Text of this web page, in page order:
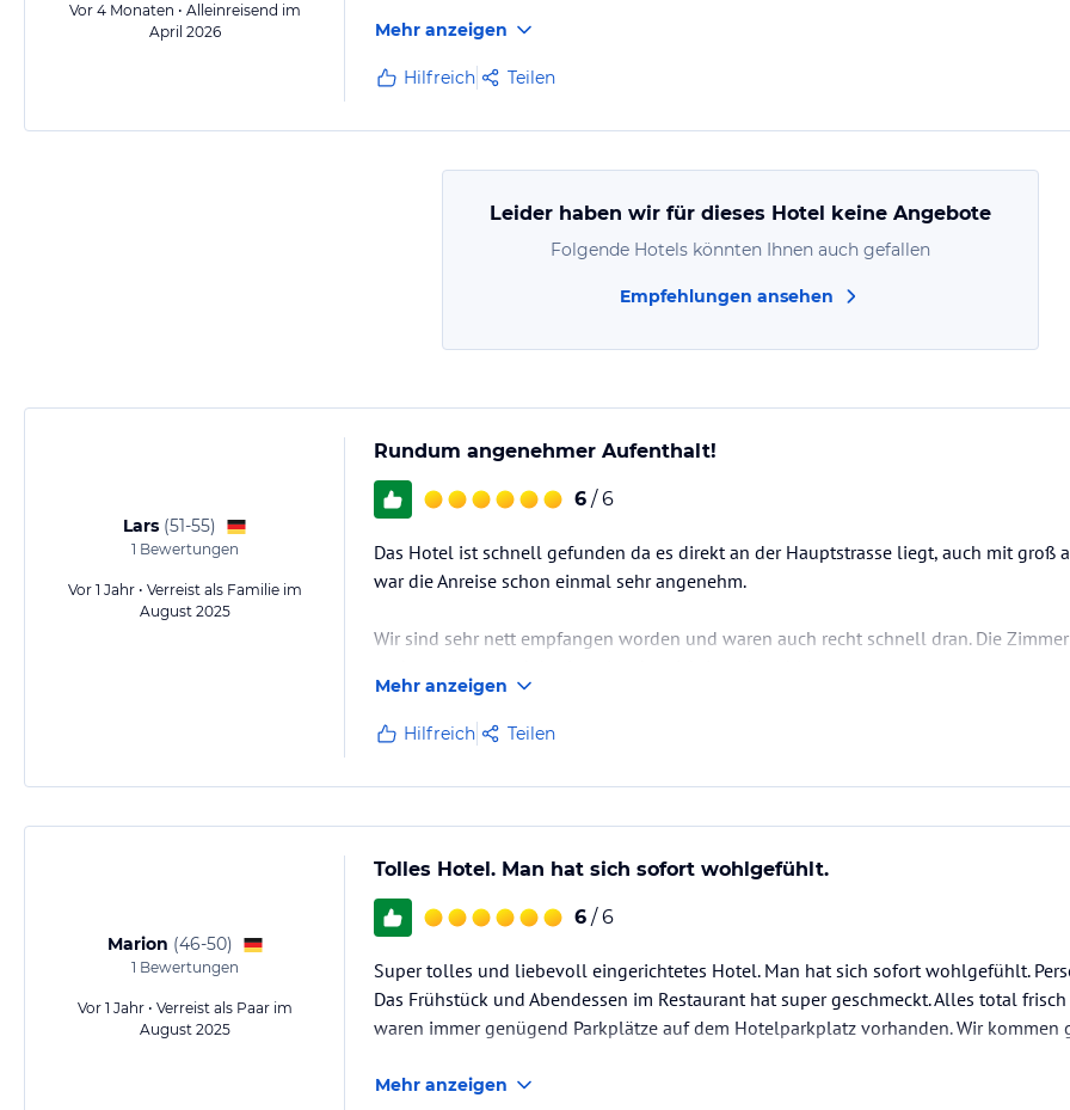
Vor 4 Monaten • Alleinreisend im
April 2026
Mehr anzeigen
Hilfreich Teilen
Leider haben wir für dieses Hotel keine Angebote
Folgende Hotels könnten Ihnen auch gefallen
Empfehlungen ansehen
Lars (51-55)
1 Bewertungen
Vor 1 Jahr • Verreist als Familie im
August 2025
Rundum angenehmer Aufenthalt!
6 / 6
Das Hotel ist schnell gefunden da es direkt an der Hauptstrasse liegt, auch mit groß
war die Anreise schon einmal sehr angenehm.
Wir sind sehr nett empfangen worden und waren auch recht schnell dran. Die
Wir wollten den Aufenthalt vor allem für Touren in der Natur nutzen und hier
Liste an möglichen Aktivitäten. Eine davon war leider etwas zu anspruchsvoll und…
Mehr anzeigen
Hilfreich Teilen
Marion (46-50)
1 Bewertungen
Vor 1 Jahr • Verreist als Paar im
August 2025
Tolles Hotel. Man hat sich sofort wohlgefühlt.
6 / 6
Super tolles und liebevoll eingerichtetes Hotel. Man hat sich sofort wohlgefühlt.
Das Frühstück und Abendessen im Restaurant hat super geschmeckt. Alles total
waren immer genügend Parkplätze auf dem Hotelparkplatz vorhanden. Wir kommen
Mehr anzeigen